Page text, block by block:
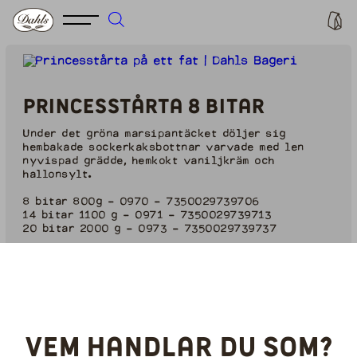
Princesstårta 8 bitar
Under det gröna marsipantäcket döljer sig
hembakade sockerkaksbottnar varvade med len
nyvispad grädde, hemkokt vaniljkräm och
hallonsylt.
8 bitar 800g - 0970 - 7350029739706
14 bitar 1100 g - 0971 - 7350029739713
20 bitar 2000 g - 0973 - 7350029739737
Vem handlar du som?